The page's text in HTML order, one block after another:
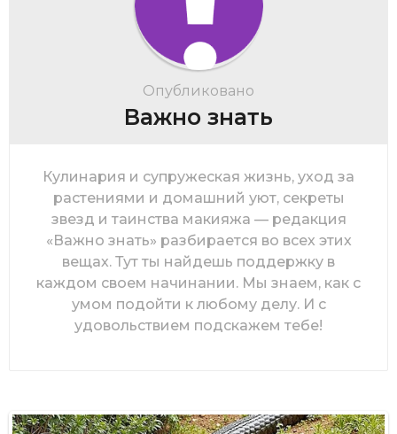
Опубликовано
Важно знать
Кулинария и супружеская жизнь, уход за
растениями и домашний уют, секреты
звезд и таинства макияжа — редакция
«Важно знать» разбирается во всех этих
вещах. Тут ты найдешь поддержку в
каждом своем начинании. Мы знаем, как с
умом подойти к любому делу. И с
удовольствием подскажем тебе!